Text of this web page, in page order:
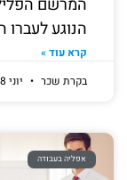
הנוגע לעברו
קרא עוד »
בקרת שכר
יוני 28, 2023
אפליה בעבודה